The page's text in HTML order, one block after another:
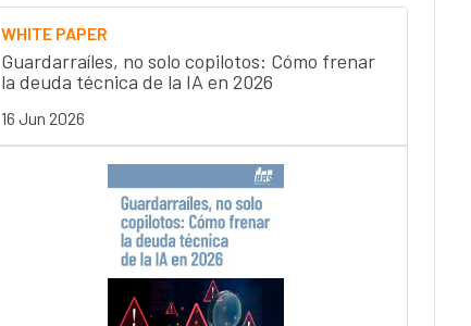
WHITE PAPER
Guardarraíles, no solo copilotos: Cómo frenar
la deuda técnica de la IA en 2026
16 Jun 2026